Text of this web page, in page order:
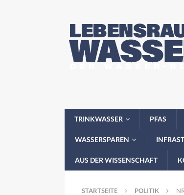
TRINKWASSER PFAS
WASSERSPAREN
AUS DER WISSENSCHAFT
STARTSEITE POLITIK